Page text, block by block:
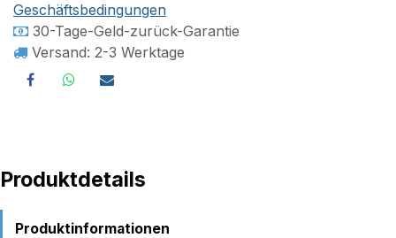
Geschäftsbedingungen
30-Tage-Geld-zurück-Garantie
Versand: 2-3 Werktage
Produktdetails
Produktinformationen